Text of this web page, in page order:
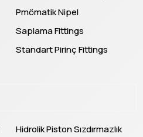
Pmömatik Nipel
Saplama Fittings
Standart Pirinç Fittings
Hidrolik Piston Sızdırmazlık